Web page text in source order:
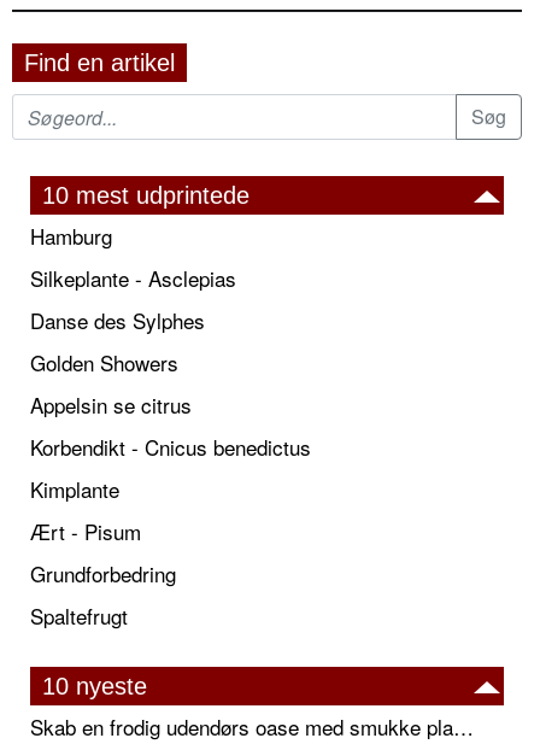
Find en artikel
10 mest udprintede
Hamburg
Silkeplante - Asclepias
Danse des Sylphes
Golden Showers
Appelsin se citrus
Korbendikt - Cnicus benedictus
Kimplante
Ært - Pisum
Grundforbedring
Spaltefrugt
10 nyeste
Skab en frodig udendørs oase med smukke plantekrukker og elegante espalier